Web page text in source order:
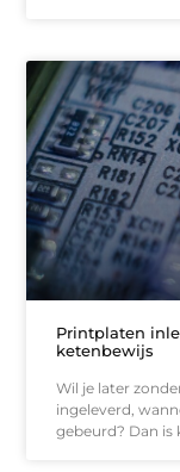
Printplaten
ketenbewijs
Wil je later
ingeleverd,
gebeurd? Dan is